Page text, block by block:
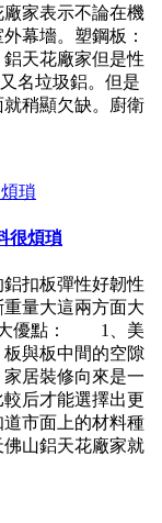
家表示不論在機
幕墻。塑鋼板：
天花廠家但是性
名垃圾鋁。但是
稍顯欠缺。廚衛
很煩瑣
扣板彈性好韌性
量大這兩方面大
優點： 1、美
與板中間的空隙
居裝修向來是一
后才能選擇出更
市面上的材料種
山鋁天花廠家就